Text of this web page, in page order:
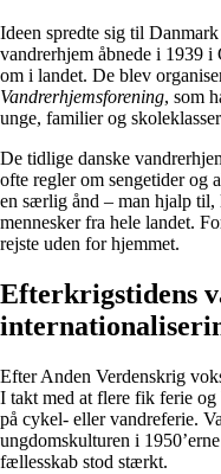
Ideen spredte sig til
vandrerhjem åbnede i 1939
om i landet. De blev
Vandrerhjemsforening, som
unge, familier og
De tidlige danske
ofte regler om sengetider og
en særlig ånd – man hjalp til,
mennesker fra hele landet.
rejste uden for hjemmet.
Efterkrigstidens
Efter Anden Verdenskrig
I takt med at flere fik ferie
på cykel- eller vandreferie.
ungdomskulturen i
fællesskab stod stærkt.